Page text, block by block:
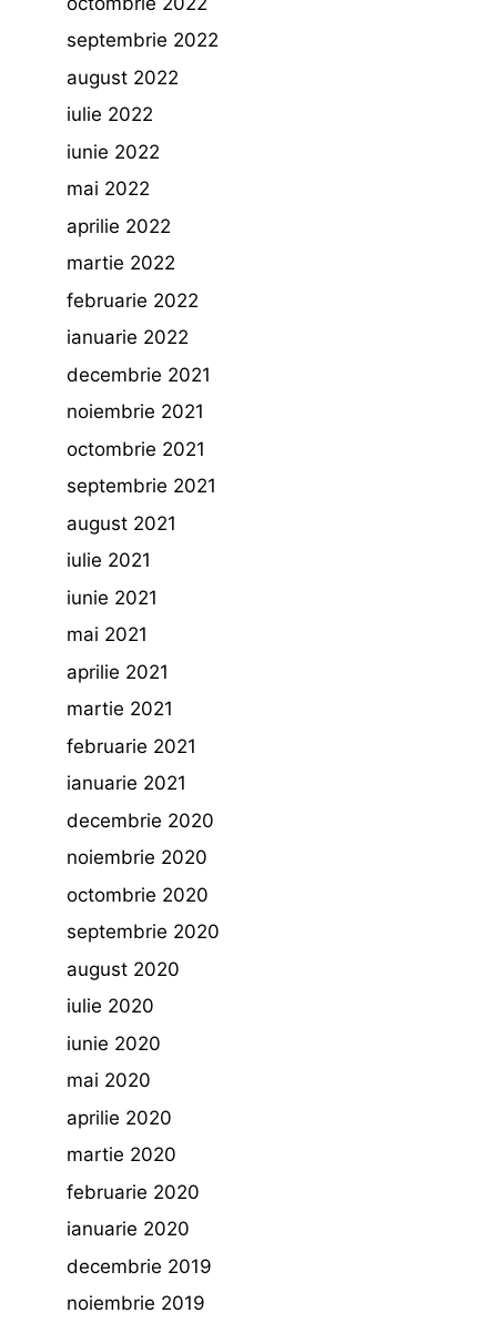
septembrie 2022
august 2022
iulie 2022
iunie 2022
mai 2022
aprilie 2022
martie 2022
februarie 2022
ianuarie 2022
decembrie 2021
noiembrie 2021
octombrie 2021
septembrie 2021
august 2021
iulie 2021
iunie 2021
mai 2021
aprilie 2021
martie 2021
februarie 2021
ianuarie 2021
decembrie 2020
noiembrie 2020
octombrie 2020
septembrie 2020
august 2020
iulie 2020
iunie 2020
mai 2020
aprilie 2020
martie 2020
februarie 2020
ianuarie 2020
decembrie 2019
noiembrie 2019